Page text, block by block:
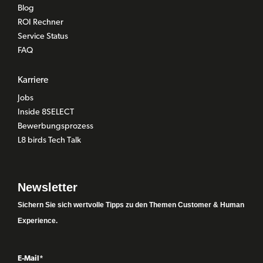
Blog
ROI Rechner
Service Status
FAQ
Karriere
Jobs
Inside 8SELECT
Bewerbungsprozess
L8 birds Tech Talk
Newsletter
Sichern Sie sich wertvolle Tipps zu den Themen Customer & Human
Experience.
E-Mail *